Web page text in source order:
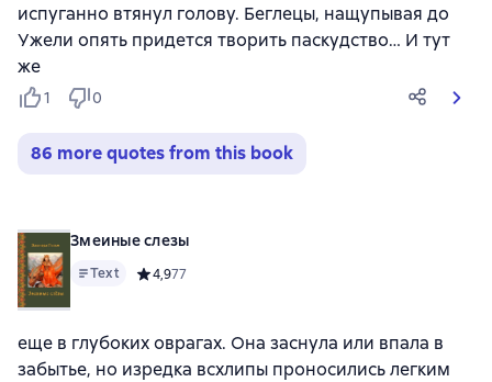
испуганно втянул голову. Беглецы, нащупывая до
Ужели опять придется творить паскудство… И тут
же
1 0
86 more quotes from this book
Змеиные слезы
Text Средний рейтинг 4,9 на основе 77 оценок
4,977
еще в глубоких оврагах. Она заснула или впала в
забытье, но изредка всхлипы проносились легким